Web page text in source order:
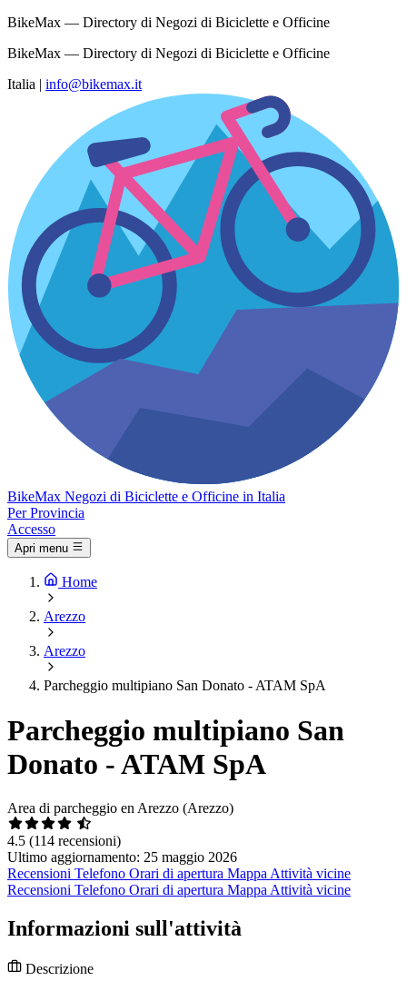
BikeMax — Directory di Negozi di Biciclette e Officine
BikeMax — Directory di Negozi di Biciclette e Officine
Italia | info@bikemax.it
BikeMax Negozi di Biciclette e Officine in Italia
Per Provincia
Accesso
Apri menu
Home
Arezzo
Arezzo
Parcheggio multipiano San Donato - ATAM SpA
Parcheggio multipiano San
Donato - ATAM SpA
Area di parcheggio en Arezzo (Arezzo)
4.5 (114 recensioni)
Ultimo aggiornamento: 25 maggio 2026
Recensioni Telefono Orari di apertura Mappa Attività vicine
Recensioni Telefono Orari di apertura Mappa Attività vicine
Informazioni sull'attività
Descrizione